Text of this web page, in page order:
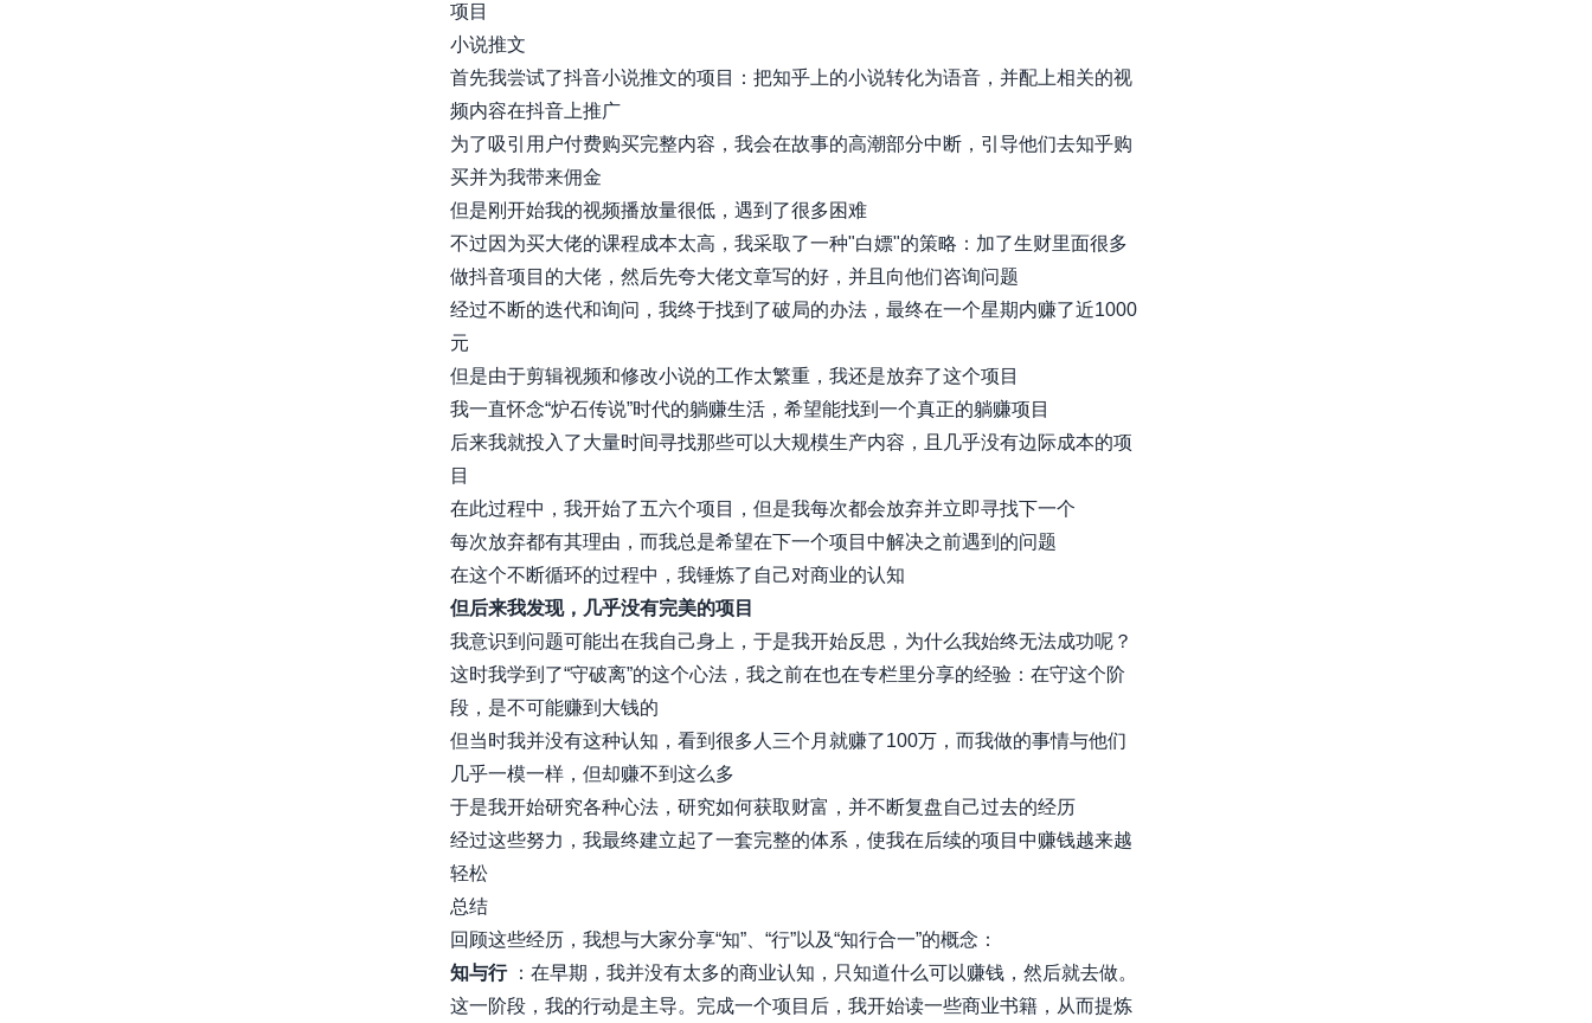
项目
小说推文
首先我尝试了抖音小说推文的项目：把知乎上的小说转化为语音，并配上相关的视
频内容在抖音上推广
为了吸引用户付费购买完整内容，我会在故事的高潮部分中断，引导他们去知乎购
买并为我带来佣金
但是刚开始我的视频播放量很低，遇到了很多困难
不过因为买大佬的课程成本太高，我采取了一种"白嫖"的策略：加了生财里面很多
做抖音项目的大佬，然后先夸大佬文章写的好，并且向他们咨询问题
经过不断的迭代和询问，我终于找到了破局的办法，最终在一个星期内赚了近1000
元
但是由于剪辑视频和修改小说的工作太繁重，我还是放弃了这个项目
我一直怀念“炉石传说”时代的躺赚生活，希望能找到一个真正的躺赚项目
后来我就投入了大量时间寻找那些可以大规模生产内容，且几乎没有边际成本的项
目
在此过程中，我开始了五六个项目，但是我每次都会放弃并立即寻找下一个
每次放弃都有其理由，而我总是希望在下一个项目中解决之前遇到的问题
在这个不断循环的过程中，我锤炼了自己对商业的认知
但后来我发现，几乎没有完美的项目
我意识到问题可能出在我自己身上，于是我开始反思，为什么我始终无法成功呢？
这时我学到了“守破离”的这个心法，我之前在也在专栏里分享的经验：在守这个阶
段，是不可能赚到大钱的
但当时我并没有这种认知，看到很多人三个月就赚了100万，而我做的事情与他们
几乎一模一样，但却赚不到这么多
于是我开始研究各种心法，研究如何获取财富，并不断复盘自己过去的经历
经过这些努力，我最终建立起了一套完整的体系，使我在后续的项目中赚钱越来越
轻松
总结
回顾这些经历，我想与大家分享“知”、“行”以及“知行合一”的概念：
知与行：在早期，我并没有太多的商业认知，只知道什么可以赚钱，然后就去做。
这一阶段，我的行动是主导。完成一个项目后，我开始读一些商业书籍，从而提炼